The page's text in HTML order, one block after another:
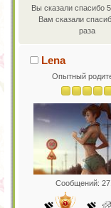
Вы сказали спасибо
Вам сказали
раза
Lena
Опытный
Сообщений: